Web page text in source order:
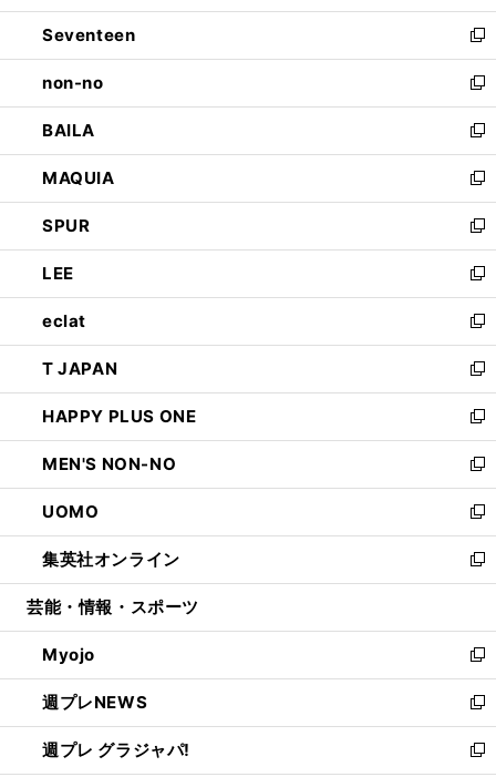
開
く
ウ
で
開
く
ン
ド
ウ
で
開
く
Seventeen
新
し
い
ウ
ィ
ン
ド
ウ
で
開
く
non-no
新
し
い
ウ
ィ
ン
ド
ウ
で
開
く
BAILA
新
し
い
ウ
ィ
ン
ド
ウ
で
開
く
MAQUIA
新
し
い
ウ
ィ
ン
ド
ウ
で
開
く
SPUR
新
し
い
ウ
ィ
ン
ド
ウ
で
開
く
LEE
新
し
い
ウ
ィ
ン
ド
ウ
で
開
く
eclat
新
し
い
ウ
ィ
ン
ド
ウ
で
開
く
T JAPAN
新
し
い
ウ
ィ
ン
ド
ウ
で
開
HAPPY PLUS ONE
新
し
い
ウ
ィ
ン
ド
ウ
開
く
MEN'S NON-NO
新
し
い
ウ
ィ
ン
ウ
で
開
く
UOMO
新
し
い
ウ
ン
ド
ウ
で
開
く
集英社オンライン
新
し
ウ
ィ
ン
ド
ウ
で
芸能・情報・スポーツ
Myojo
新
し
い
ウ
ィ
週プレNEWS
新
し
い
週プレ グラジャパ!
新